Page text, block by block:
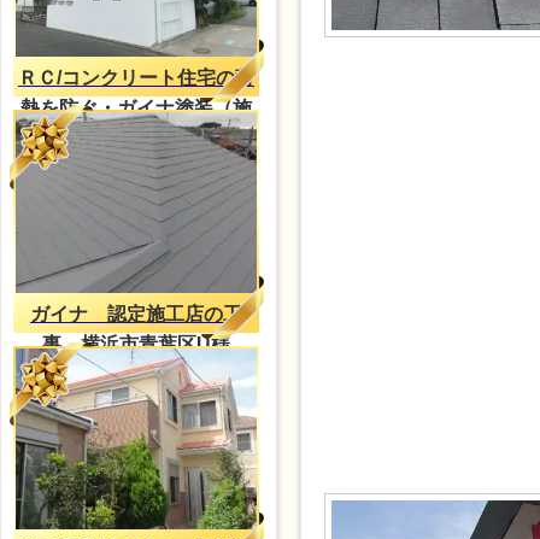
ＲＣ/コンクリート住宅の蓄
熱を防ぐ・ガイナ塗装（施
工事例）
ガイナ 認定施工店の工
事 横浜市青葉区U様